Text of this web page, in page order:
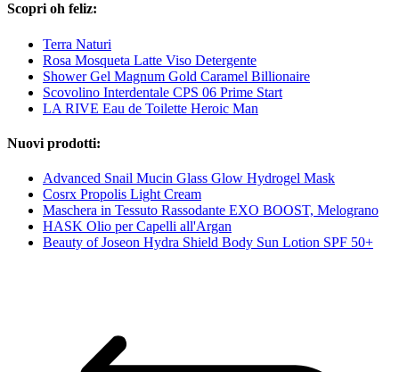
Scopri oh feliz:
Terra Naturi
Rosa Mosqueta Latte Viso Detergente
Shower Gel Magnum Gold Caramel Billionaire
Scovolino Interdentale CPS 06 Prime Start
LA RIVE Eau de Toilette Heroic Man
Nuovi prodotti:
Advanced Snail Mucin Glass Glow Hydrogel Mask
Cosrx Propolis Light Cream
Maschera in Tessuto Rassodante EXO BOOST, Melograno
HASK Olio per Capelli all'Argan
Beauty of Joseon Hydra Shield Body Sun Lotion SPF 50+